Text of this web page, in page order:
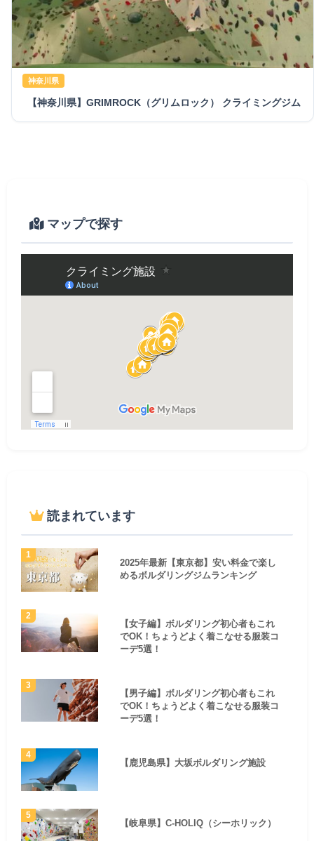
神奈川県
【神奈川県】GRIMROCK（グリムロック） クライミングジム
マップで探す
読まれています
2025年最新【東京都】安い料金で楽し
めるボルダリングジムランキング
【女子編】ボルダリング初心者もこれ
でOK！ちょうどよく着こなせる服装コ
ーデ5選！
【男子編】ボルダリング初心者もこれ
でOK！ちょうどよく着こなせる服装コ
ーデ5選！
【鹿児島県】大坂ボルダリング施設
【岐阜県】C-HOLIQ（シーホリック）